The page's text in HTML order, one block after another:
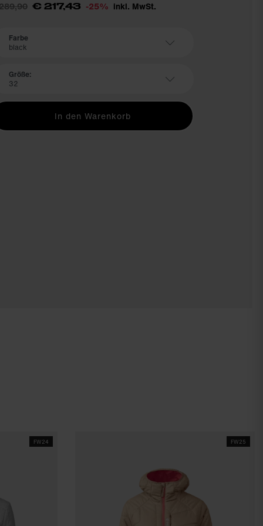
€ 217,43 -25% inkl. MwSt.
Farbe
black
Größe:
32
In den Warenkorb
FW24 FW25